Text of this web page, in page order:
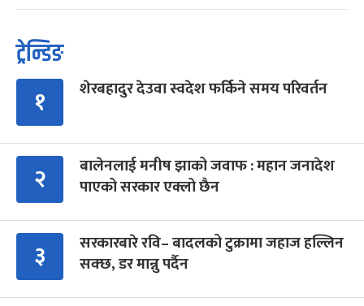
ट्रेन्डिङ
१ शेरबहादुर देउवा स्वदेश फर्किने समय परिवर्तन
२
बालेनलाई मनीष झाको जवाफ : महान जनादेश
पाएको सरकार एक्लो छैन
३
सरकारबारे रवि– बादलको टुक्रामा जहाज हल्लिन
सक्छ, डर मान्नु पर्दैन